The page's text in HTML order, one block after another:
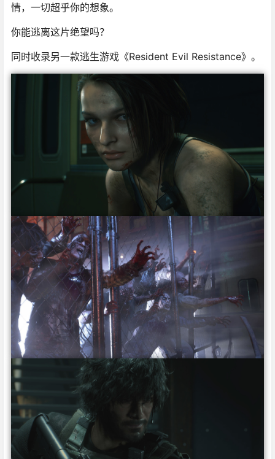
情，一切超乎你的想象。
你能逃离这片绝望吗？
同时收录另一款逃生游戏《Resident Evil Resistance》。